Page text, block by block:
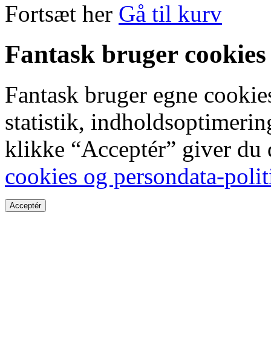
Fortsæt her Gå til kurv
Fantask bruger cookies
Fantask bruger egne
statistik,
klikke “Acceptér” giver
cookies og persondata-
Acceptér